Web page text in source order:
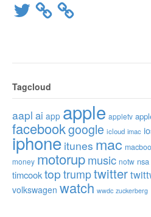
Twitter
Tagcloud
aapl ai app apple appletv
facebookgoogle icloud imac
iphone itunes mac
money motorupmusic notw nsa
timcooktop trumptwitter
volkswagen watch wwdc zuckerberg